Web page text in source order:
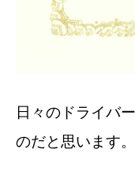
日々のドライバ
のだと思います。